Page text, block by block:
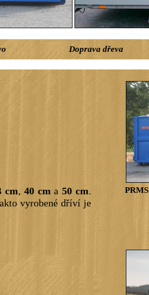
Doprava dřeva
cm, 40 cm a50 cm.
vyrobené dříví je
PRMS